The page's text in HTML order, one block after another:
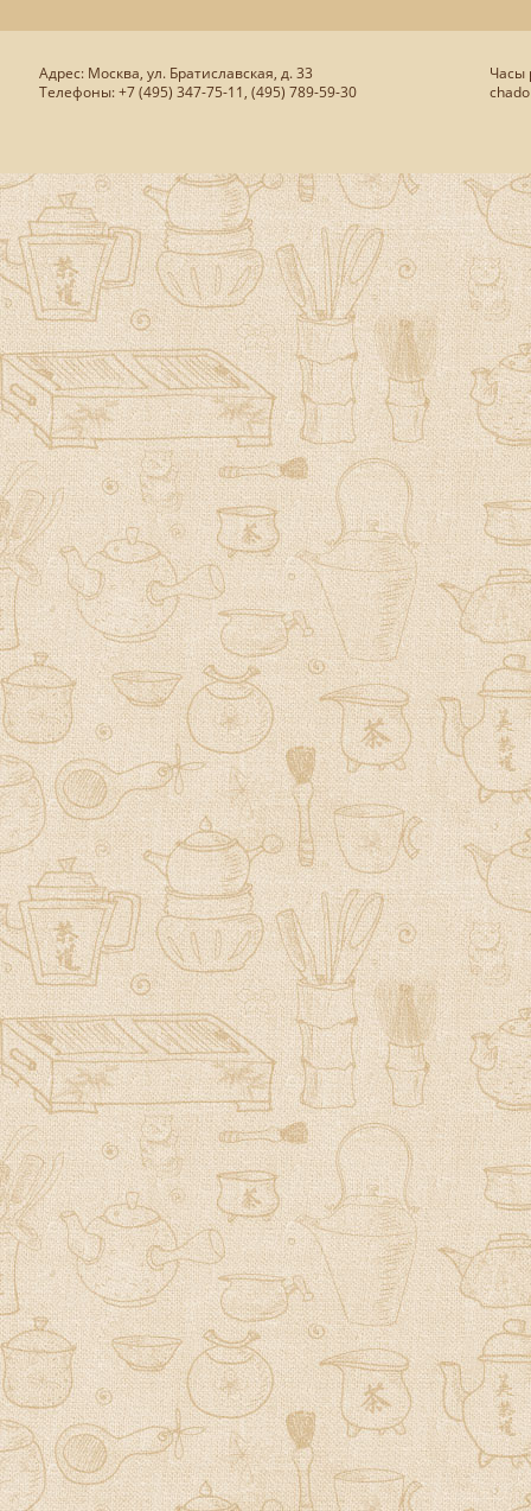
Адрес: Москва, ул. Братиславская, д. 33
Телефоны: +7 (495) 347-75-11, (495) 789-59-30
Часы